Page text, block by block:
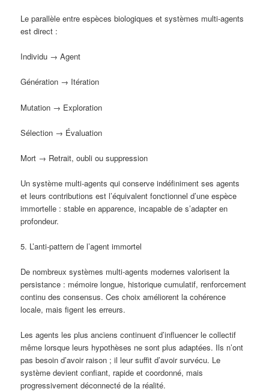
Le parallèle entre espèces biologiques et systèmes multi-agents
est direct :
Individu → Agent
Génération → Itération
Mutation → Exploration
Sélection → Évaluation
Mort → Retrait, oubli ou suppression
Un système multi-agents qui conserve indéfiniment ses agents
et leurs contributions est l’équivalent fonctionnel d’une espèce
immortelle : stable en apparence, incapable de s’adapter en
profondeur.
5. L’anti-pattern de l’agent immortel
De nombreux systèmes multi-agents modernes valorisent la
persistance : mémoire longue, historique cumulatif, renforcement
continu des consensus. Ces choix améliorent la cohérence
locale, mais figent les erreurs.
Les agents les plus anciens continuent d’influencer le collectif
même lorsque leurs hypothèses ne sont plus adaptées. Ils n’ont
pas besoin d’avoir raison ; il leur suffit d’avoir survécu. Le
système devient confiant, rapide et coordonné, mais
progressivement déconnecté de la réalité.